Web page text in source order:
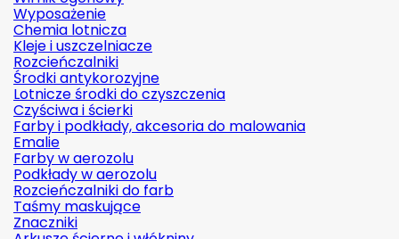
Wyposażenie
Chemia lotnicza
Kleje i uszczelniacze
Rozcieńczalniki
Środki antykorozyjne
Lotnicze środki do czyszczenia
Czyściwa i ścierki
Farby i podkłady, akcesoria do malowania
Emalie
Farby w aerozolu
Podkłady w aerozolu
Rozcieńczalniki do farb
Taśmy maskujące
Znaczniki